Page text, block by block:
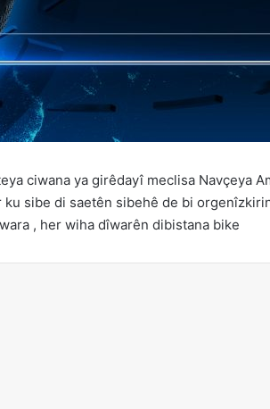
ciwana ya girêdayî meclisa Navçeya
ku sibe di saetên sibehê de bi
, her wiha dîwarên dibistana bike